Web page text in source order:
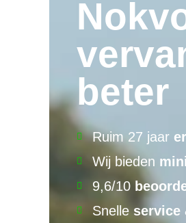
beter
Ruim 27 jaar
Wij bieden
9,6/10
Snelle service